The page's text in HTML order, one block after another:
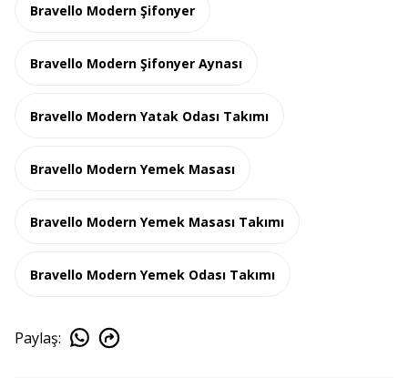
Bravello Modern Şifonyer
Bravello Modern Şifonyer Aynası
Bravello Modern Yatak Odası Takımı
Bravello Modern Yemek Masası
Bravello Modern Yemek Masası Takımı
Bravello Modern Yemek Odası Takımı
Paylaş: